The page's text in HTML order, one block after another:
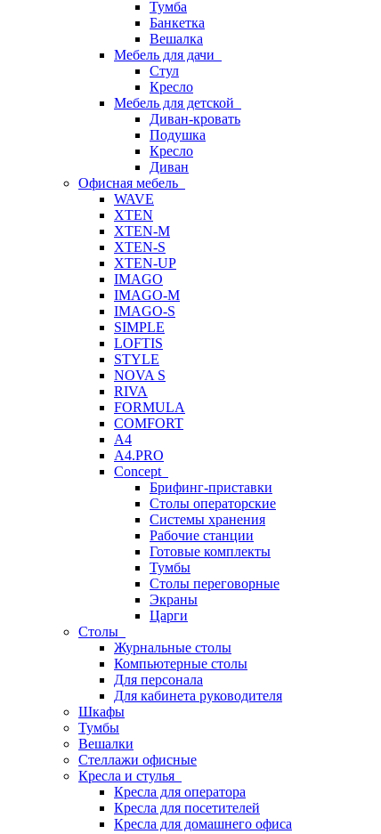
Тумба
Банкетка
Вешалка
Мебель для дачи
Стул
Кресло
Мебель для детской
Диван-кровать
Подушка
Кресло
Диван
Офисная мебель
WAVE
XTEN
XTEN-M
XTEN-S
XTEN-UP
IMAGO
IMAGO-M
IMAGO-S
SIMPLE
LOFTIS
STYLE
NOVA S
RIVA
FORMULA
COMFORT
A4
A4.PRO
Concept
Брифинг-приставки
Столы операторские
Системы хранения
Рабочие станции
Готовые комплекты
Тумбы
Столы переговорные
Экраны
Царги
Столы
Журнальные столы
Компьютерные столы
Для персонала
Для кабинета руководителя
Шкафы
Тумбы
Вешалки
Стеллажи офисные
Кресла и стулья
Кресла для оператора
Кресла для посетителей
Кресла для домашнего офиса